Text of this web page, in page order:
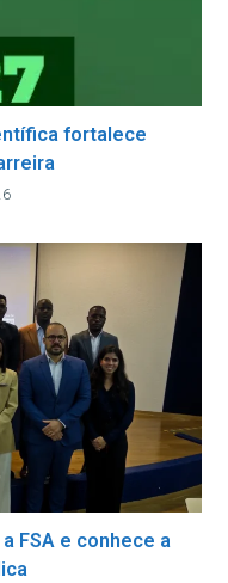
fortalece
FSA e conhece a